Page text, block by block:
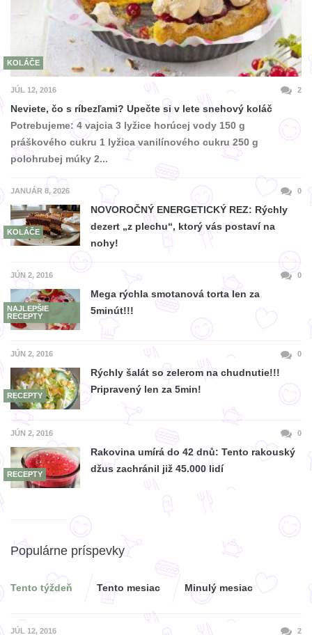
KOLÁČE
JÚL 12, 2016 2
Neviete, čo s ríbezľami? Upečte si v lete snehový koláč
Potrebujeme: 4 vajcia 3 lyžice horúcej vody 150 g
práškového cukru 1 lyžica vanilínového cukru 250 g
polohrubej múky 2...
JANUÁR 8, 2026 0
KOLÁČE
NOVOROČNÝ ENERGETICKÝ REZ: Rýchly
dezert „z plechu“, ktorý vás postaví na
nohy!
JÚN 2, 2016 0
NAJLEPŠIE
RECEPTY
Mega rýchla smotanová torta len za
5minút!!!
JÚN 2, 2016 0
RECEPTY
Rýchly šalát so zelerom na chudnutie!!!
Pripravený len za 5min!
JÚN 2, 2016 0
RECEPTY
Rakovina umírá do 42 dnů: Tento rakouský
džus zachránil již 45.000 lidí
Populárne príspevky
Tento týždeň Tento mesiac Minulý mesiac
JÚL 12, 2016 2